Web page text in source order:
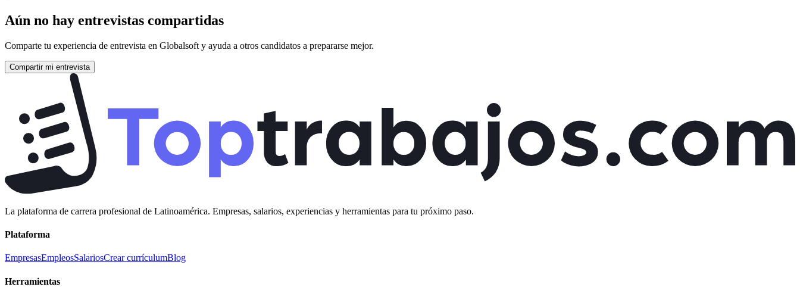
Aún no hay entrevistas compartidas
Comparte tu experiencia de entrevista en Globalsoft y ayuda a otros candidatos a prepararse mejor.
Compartir mi entrevista
La plataforma de carrera profesional de Latinoamérica. Empresas, salarios, experiencias y herramientas para tu próximo paso.
Plataforma
EmpresasEmpleosSalariosCrear currículumBlog
Herramientas